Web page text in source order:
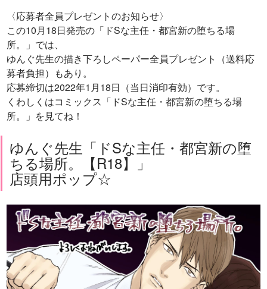
〈応募者全員プレゼントのお知らせ〉
この10月18日発売の「ドSな主任・都宮新の堕ちる場
所。」では、
ゆんぐ先生の描き下ろしペーパー全員プレゼント（送料応
募者負担）もあり。
応募締切は2022年1月18日（当日消印有効）です。
くわしくはコミックス「ドSな主任・都宮新の堕ちる場
所。」を見てね！
ゆんぐ先生「ドSな主任・都宮新の堕
ちる場所。【R18】」
店頭用ポップ☆